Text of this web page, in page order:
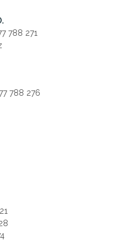
788 271
788 276